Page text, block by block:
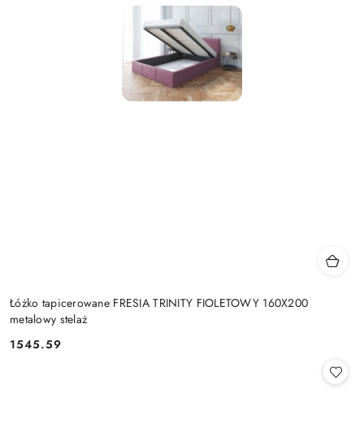
Łóżko tapicerowane FRESIA TRINITY FIOLETOWY 160X200
metalowy stelaż
Cena:
1545.59